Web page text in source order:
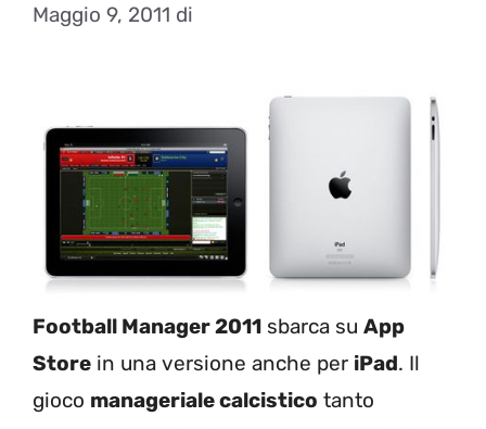
Maggio 9, 2011 di
Football Manager 2011 sbarca su App
Store in una versione anche per iPad. Il
gioco manageriale calcistico tanto